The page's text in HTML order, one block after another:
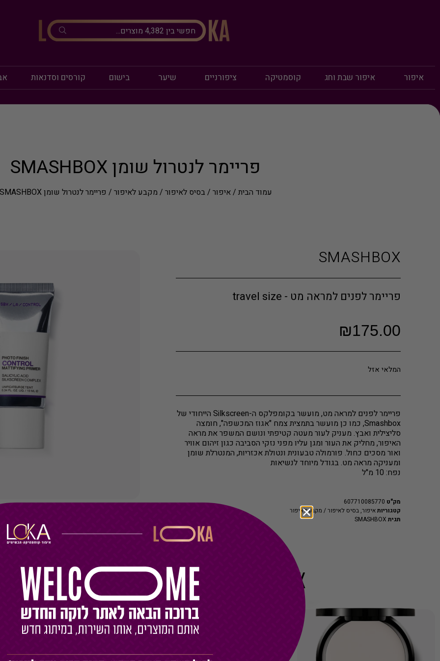
איפור איפור שבת וחג קוסמטיקה ציפורניים שיער בישום קורסים וסדנאות
פריימר לנטרול שומן SMASHBOX
עמוד הבית /איפור /בסיס לאיפור / מקבע לאיפור / פריימר לנטרול שומן SMASHBOX
SMASHBOX
פריימר לפנים למראה מט - travel size
₪175.00
המלאי אזל
פריימר לפנים למראה מט, מועשר בקומפלקס ה-Silkscreen הייחודי של
Smashbox, כמו כן מועשר בתמצית צמח "אגוז המכשפה", חומצה
סליצילית ואבץ. מעניק לעור מעטה קטיפתי ונושם המשפר את מראה
האיפור, מחליק את העור ומגן עליו מפני נזקי הסביבה כגון זיהום אוויר
ואור מסכים כחול. פורמולה טבעונית ונטולת אכזריות, המנטרלת שומן
ומעניקה מראה מט. בגודל מיוחד לנשיאות
נפח: 10 מ"ל
מק"ט 607710085770
קטגוריותאיפור,בסיס לאיפור / מקבע לאיפור
תגית SMASHBOX
THE PERFECT LOOK